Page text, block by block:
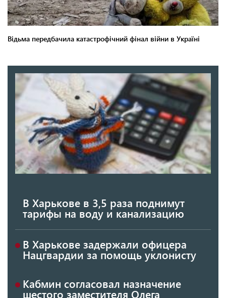
В Харькове в 3,5 раза поднимут
тарифы на воду и канализацию
В Харькове задержали офицера
Нацгвардии за помощь уклонисту
Кабмин согласовал назначение
шестого заместителя Олега